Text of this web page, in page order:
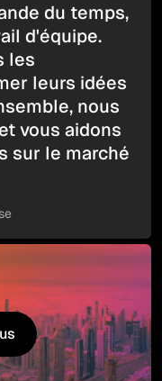
du temps,
d'équipe.
les
leurs idées
nous
vous aidons
sur le marché